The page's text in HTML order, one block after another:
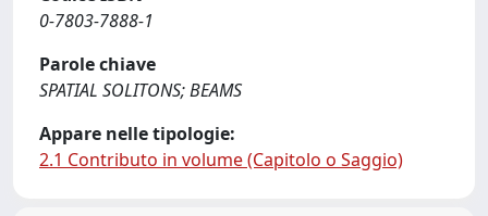
0-7803-7888-1
Parole chiave
SPATIAL SOLITONS; BEAMS
Appare nelle tipologie:
2.1 Contributo in volume (Capitolo o Saggio)